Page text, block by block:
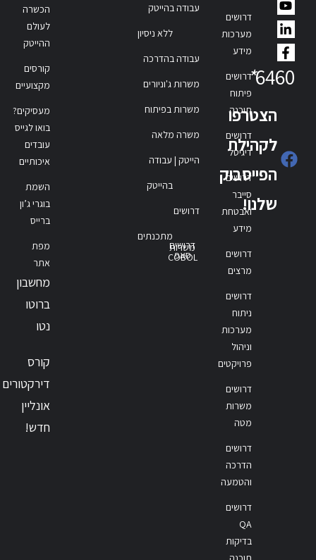
6460
*
הצטרפו
לקהילת
הפייסבוק
שלנו!
דרושים
מערכות
מידע
דרושים
פיתוח
תוכנה
דרושים
דיגיטל
דרושים
סייבר
ואבטחת
מידע
דרושים
מרצים
דרושים
ניתוח
מערכות
וניהול
פרויקטים
דרושים
משרות
מטה
דרושים
הדרכה
והטמעה
דרושים
QA
בדיקות
עבודה בהייטק
ללא ניסיון
עבודה בהדרכה
משרות ג'וניורים
משרות בפיתוח
משרה מלאה
הייטק | עבודה
בהייטק
דרושים
מתכנתים
דרושים
סאפ
משרות
COBOL
הכשרה
לעולם
ההייטק
קורסים
מקצועיים
מעסיקים?
בואו לגייס
עובדים
איכותיים
השמת
בוגרי ג’ון
ברייס
מפת
אתר
מחשבון
ברוטו
נטו
קורס
דירקטורים
אונליין
חדש!